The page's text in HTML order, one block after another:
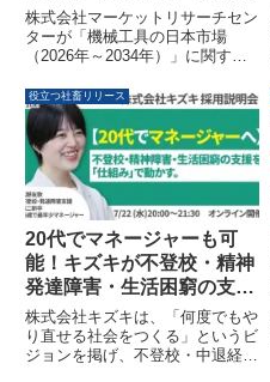
査レポートを発表
株式会社マーケットリサーチセン
ターが「機械工具の日本市場
（2026年～2034年）」に関する
レポートでは、日本市場が2034
年までに9,001.3百万米ドルに達
し、3.75%の年平均成長率で推移
すると予測しています。スマート
マニュファクチャリングや自動
化、高精度産業からの需要増が市
場を牽引する主要トレンドとして
挙げられています。
役立つ社畜リリース
20代でマネージャーも可
能！キズキが不登校・精神
発達障害・生活困窮の支援
を「仕組み」で動かす採用
説明会を開催します
株式会社キズキは、「何度でもや
り直せる社会をつくる」というビ
ジョンを掲げ、不登校・中退経験